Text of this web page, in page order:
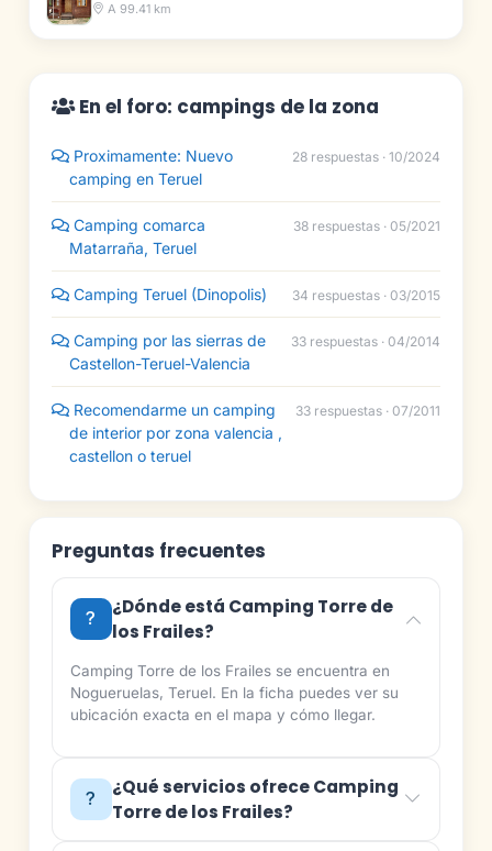
A 99.41 km
En el foro: campings de la zona
Proximamente: Nuevo
camping en Teruel
28 respuestas · 10/2024
Camping comarca
Matarraña, Teruel
38 respuestas · 05/2021
Camping Teruel (Dinopolis) 34 respuestas · 03/2015
Camping por las sierras de
Castellon-Teruel-Valencia
33 respuestas · 04/2014
Recomendarme un camping
de interior por zona valencia ,
castellon o teruel
33 respuestas · 07/2011
Preguntas frecuentes
¿Dónde está Camping Torre de
los Frailes?
Camping Torre de los Frailes se encuentra en
Nogueruelas, Teruel. En la ficha puedes ver su
ubicación exacta en el mapa y cómo llegar.
¿Qué servicios ofrece Camping
Torre de los Frailes?